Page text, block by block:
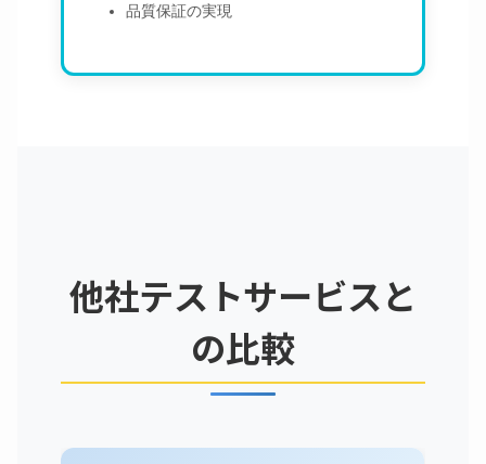
品質保証の実現
他社テストサービスと
の比較